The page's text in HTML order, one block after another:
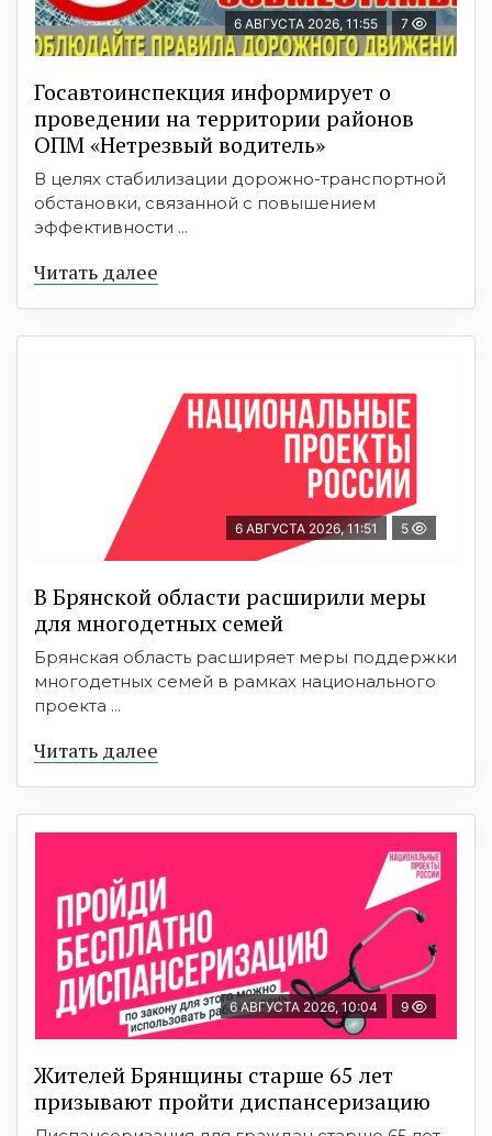
6 АВГУСТА 2026, 11:55 7
Госавтоинспекция информирует о
проведении на территории районов
ОПМ «Нетрезвый водитель»
В целях стабилизации дорожно-транспортной
обстановки, связанной с повышением
эффективности ...
Читать далее
6 АВГУСТА 2026, 11:51 5
В Брянской области расширили меры
для многодетных семей
Брянская область расширяет меры поддержки
многодетных семей в рамках национального
проекта ...
Читать далее
6 АВГУСТА 2026, 10:04 9
Жителей Брянщины старше 65 лет
призывают пройти диспансеризацию